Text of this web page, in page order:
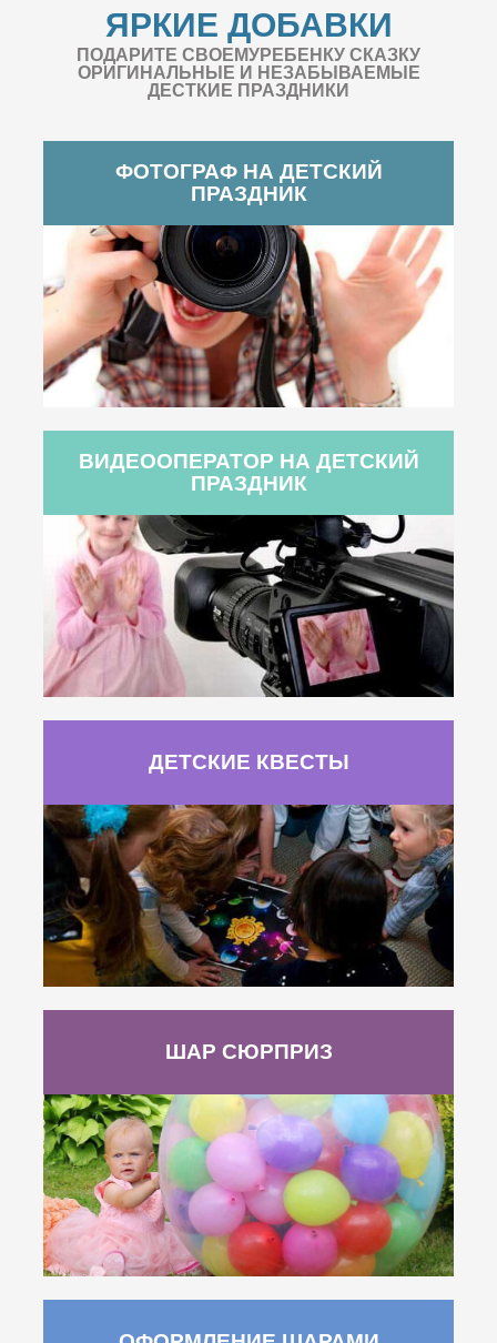
ЯРКИЕ ДОБАВКИ
ПОДАРИТЕ СВОЕМУРЕБЕНКУ СКАЗКУ
ОРИГИНАЛЬНЫЕ И НЕЗАБЫВАЕМЫЕ
ДЕСТКИЕ ПРАЗДНИКИ
ФОТОГРАФ НА ДЕТСКИЙ
ПРАЗДНИК
ВИДЕООПЕРАТОР НА ДЕТСКИЙ
ПРАЗДНИК
ДЕТСКИЕ КВЕСТЫ
ШАР СЮРПРИЗ